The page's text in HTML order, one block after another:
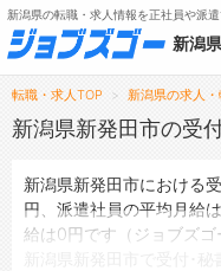
無料会員登録
メニュー
トップ
新潟県の転職・求人情報を正社員や派
新潟県
転職・求人TOP 新潟県の求人・
新潟県新発田市の受
新潟県新発田市における
円、派遣社員の平均月給
給は0円です（ジョブズゴ